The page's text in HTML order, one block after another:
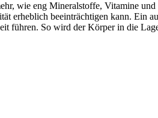
wie eng Mineralstoffe, Vitamine
erheblich beeinträchtigen kann.
führen. So wird der Körper in die